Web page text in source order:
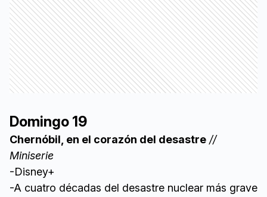
Domingo 19
Chernóbil, en el corazón del desastre //
Miniserie
-Disney+
-A cuatro décadas del desastre nuclear más grave